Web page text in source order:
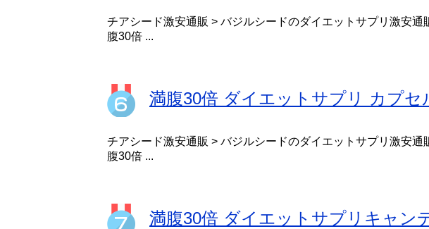
チアシード激安通販 > バジルシードのダイエットサプリ激安
腹30倍 ...
満腹30倍 ダイエットサプリ カプセ
チアシード激安通販 > バジルシードのダイエットサプリ激安
腹30倍 ...
満腹30倍 ダイエットサプリキャン